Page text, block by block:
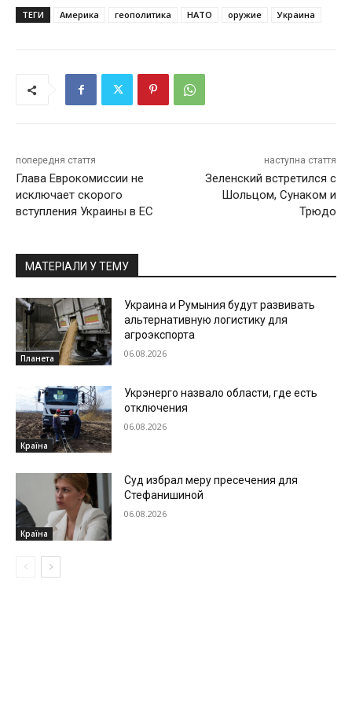
ТЕГИ Америка геополитика НАТО оружие Украина
попередня стаття
Глава Еврокомиссии не
исключает скорого
вступления Украины в ЕС
наступна стаття
Зеленский встретился с
Шольцом, Сунаком и
Трюдо
МАТЕРІАЛИ У ТЕМУ
Планета
Украина и Румыния будут развивать
альтернативную логистику для
агроэкспорта
06.08.2026
Країна
Укрэнерго назвало области, где есть
отключения
06.08.2026
Країна
Суд избрал меру пресечения для
Стефанишиной
06.08.2026